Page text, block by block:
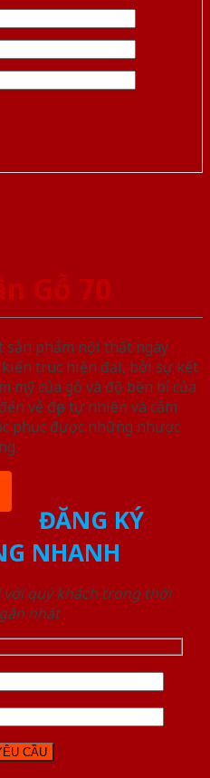
Gỗ 70
sản phẩm nội thất ngày
trúc hiện đại, bởi sự kết
mỹ của gỗ và độ bền bỉ của
vẻ đẹp tự nhiên và cảm
phục được những nhược
ĐĂNG KÝ
NHANH
với quý khách trong thời
nhất